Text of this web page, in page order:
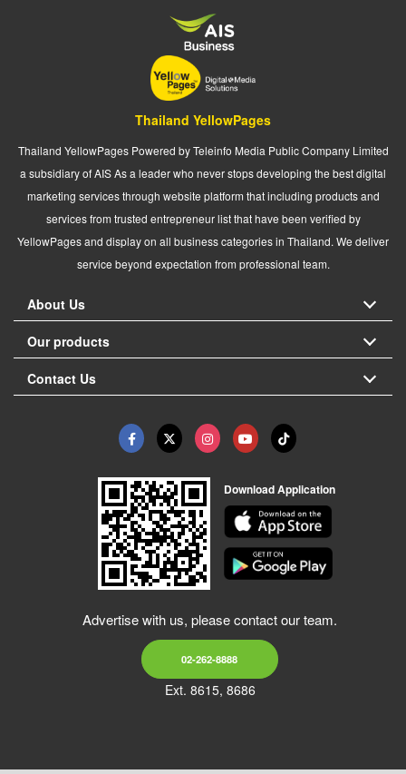
Thailand YellowPages
Thailand YellowPages Powered by Teleinfo Media Public Company Limited
a subsidiary of AIS As a leader who never stops developing the best digital
marketing services through website platform that including products and
services from trusted entrepreneur list that have been verified by
YellowPages and display on all business categories in Thailand. We deliver
service beyond expectation from professional team.
About Us
Our products
Contact Us
Download Application
Advertise with us, please contact our team.
02-262-8888
Ext. 8615, 8686